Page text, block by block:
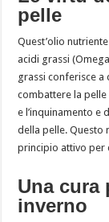
pelle
Quest’olio
acidi grassi
grassi conferisce a
combattere la pelle
e l’inquinamento
della pelle. Questo
principio attivo per
Una cura
inverno